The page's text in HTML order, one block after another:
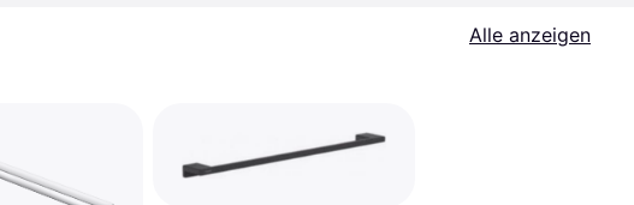
Alle anzeigen